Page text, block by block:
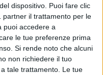
dispositivo. Puoi fare clic
partner il trattamento per le
puoi accedere a
le tue preferenze prima
Si rende noto che alcuni
non richiedere il tuo
tale trattamento. Le tue
lospostamento
spettacolo 'Non tutti i
alPoliteama di